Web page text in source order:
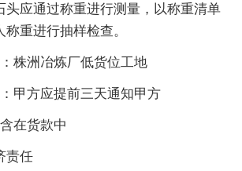
头应通过称重进行测量，以称重清单
重进行抽样检查。
株洲冶炼厂低货位工地
甲方应提前三天通知甲方
在货款中
责任